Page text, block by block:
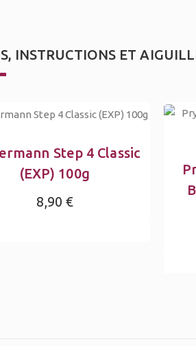
INSTRUCTIONS ET
Step 4 Classic
(EXP) 100g
8,90 €